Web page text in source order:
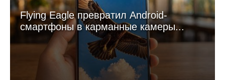
Flying Eagle превратил Android-
смартфоны в карманные камеры...